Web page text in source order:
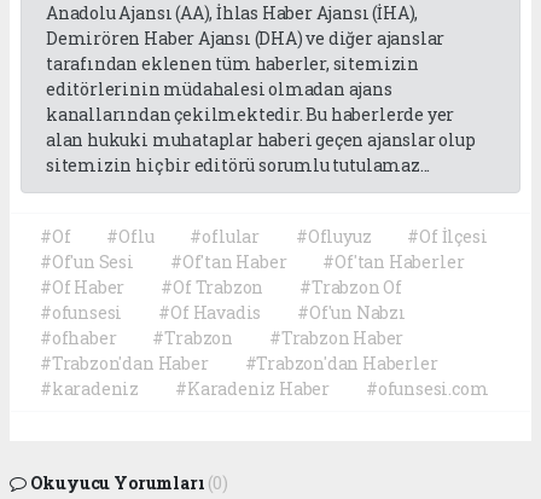
Anadolu Ajansı (AA), İhlas Haber Ajansı (İHA),
Demirören Haber Ajansı (DHA) ve diğer ajanslar
tarafından eklenen tüm haberler, sitemizin
editörlerinin müdahalesi olmadan ajans
kanallarından çekilmektedir. Bu haberlerde yer
alan hukuki muhataplar haberi geçen ajanslar olup
sitemizin hiç bir editörü sorumlu tutulamaz...
#Of #Oflu #oflular #Ofluyuz
#Of İlçesi
#Of'un Sesi
#Of'tan Haber
#Of'tan Haberler
#Of Haber
#Of Trabzon
#Trabzon Of
#ofunsesi
#Of Havadis
#Of'un Nabzı
#ofhaber
#Trabzon
#Trabzon Haber
#Trabzon'dan Haber
#Trabzon'dan Haberler
#karadeniz
#Karadeniz Haber #ofunsesi.com
Okuyucu Yorumları (0)